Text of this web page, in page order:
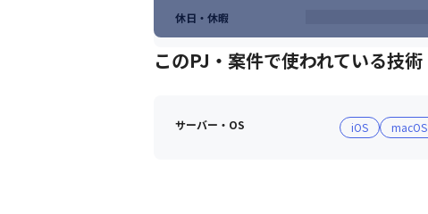
休日・休暇
このPJ・案件で使われている技術
サーバー・OS iOS macOS